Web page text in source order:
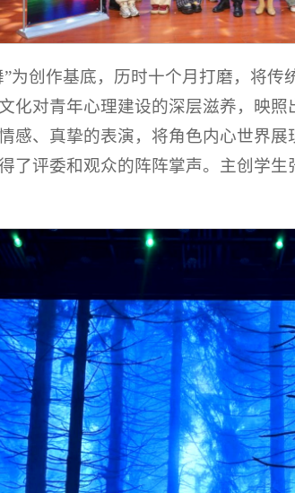
”为创作基底，历时十个月打磨，将
化对青年心理建设的深层滋养，映
感、真挚的表演，将角色内心世界
了评委和观众的阵阵掌声。主创学